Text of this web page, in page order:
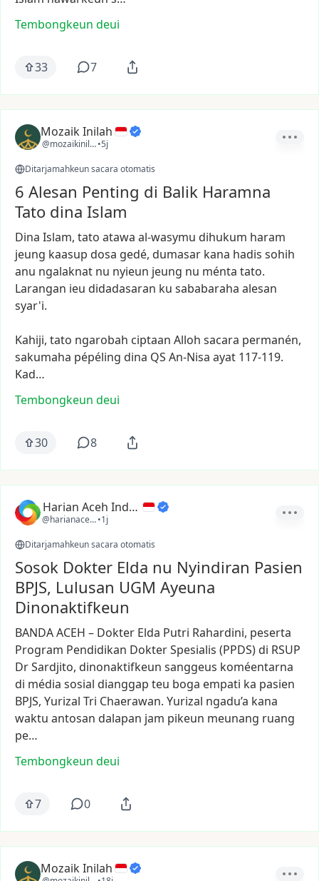
Tembongkeun deui
33 7
Mozaik Inilah
@mozaikinilah•5j
Ditarjamahkeun sacara otomatis
6 Alesan Penting di Balik Haramna
Tato dina Islam
Dina Islam, tato atawa al-wasymu dihukum haram
jeung kaasup dosa gedé, dumasar kana hadis sohih
anu ngalaknat nu nyieun jeung nu ménta tato.
Larangan ieu didadasaran ku sababaraha alesan
syar'i.
Kahiji, tato ngarobah ciptaan Alloh sacara permanén,
sakumaha pépéling dina QS An-Nisa ayat 117-119.
Kad…
Tembongkeun deui
30 8
Harian Aceh Indonesia
@harianacehindonesia
•1j
Ditarjamahkeun sacara otomatis
Sosok Dokter Elda nu Nyindiran Pasien
BPJS, Lulusan UGM Ayeuna
Dinonaktifkeun
BANDAACEH – Dokter Elda Putri Rahardini, peserta
Program Pendidikan DokterSpesialis (PPDS) di RSUP
DrSardjito, dinonaktifkeun sanggeus koméentarna
di média sosial dianggap teu boga empati ka pasien
BPJS, Yurizal Tri Chaerawan. Yurizal ngadu’a kana
waktu antosan dalapan jam pikeun meunang ruang
pe…
Tembongkeun deui
7 0
Mozaik Inilah